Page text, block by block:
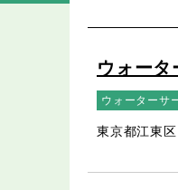
ウォータ
ウォーターサ
東京都江東区